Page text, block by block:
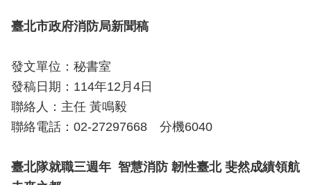
關
簡
介
宣
育
臺北市政府消防局新聞稿
發文單位：秘書室
發稿日期：114年12月4日
聯絡人：主任 黃鳴毅
聯絡電話：02-27297668 分機6040
臺北隊就職三週年 智慧消防 韌性臺北 斐然成績領航